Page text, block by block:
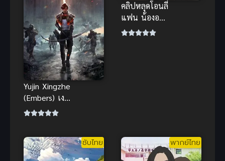
Yujin Xingzhe
(Embers) เงา
แค้นสองเส้น
คลิปหลุดโอนลี่
แฟน น้องอากิ
สาวหน้าคมดูด
ซับไทย พากย์ไทย